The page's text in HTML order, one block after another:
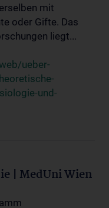
mit
oder Gifte. Das
liegt...
ueber-
und-
| MedUni Wien